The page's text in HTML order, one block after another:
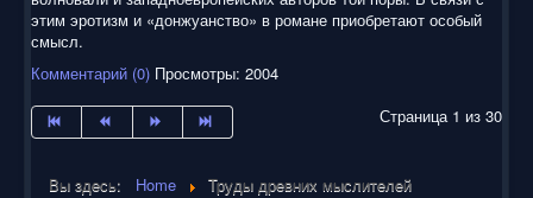
этим эротизм и «донжуанство» в романе приобретают особый
смысл.
Комментарий (0) Просмотры: 2004
Страница 1 из 30
Вы здесь: Home Труды древних мыслителей